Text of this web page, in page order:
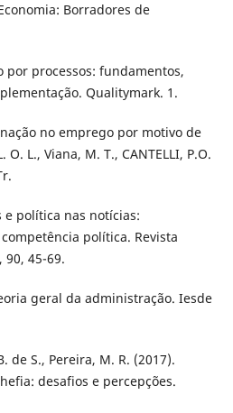
Borradores de
por processos: fundamentos,
Qualitymark. 1.
no emprego por motivo de
L., Viana, M. T., CANTELLI, P.O.
e política nas notícias:
política. Revista
45-69.
geral da administração. Iesde
de S., Pereira, M. R. (2017).
desafios e percepções.